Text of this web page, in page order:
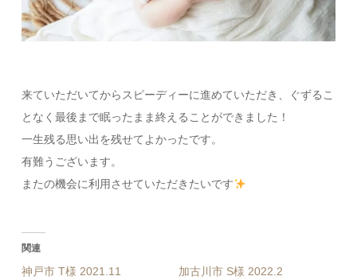
来ていただいてからスピーディーに進めていただき、ぐずるこ
となく最後まで眠ったまま終えることができました！
一生残る思い出を残せてよかったです。
有難うございます。
またの機会に利用させていただきたいです
関連
神戸市 T様 2021.11
加古川市 S様 2022.2